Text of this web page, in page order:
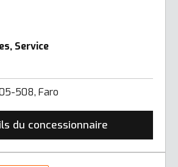
Service
508, Faro
du concessionnaire